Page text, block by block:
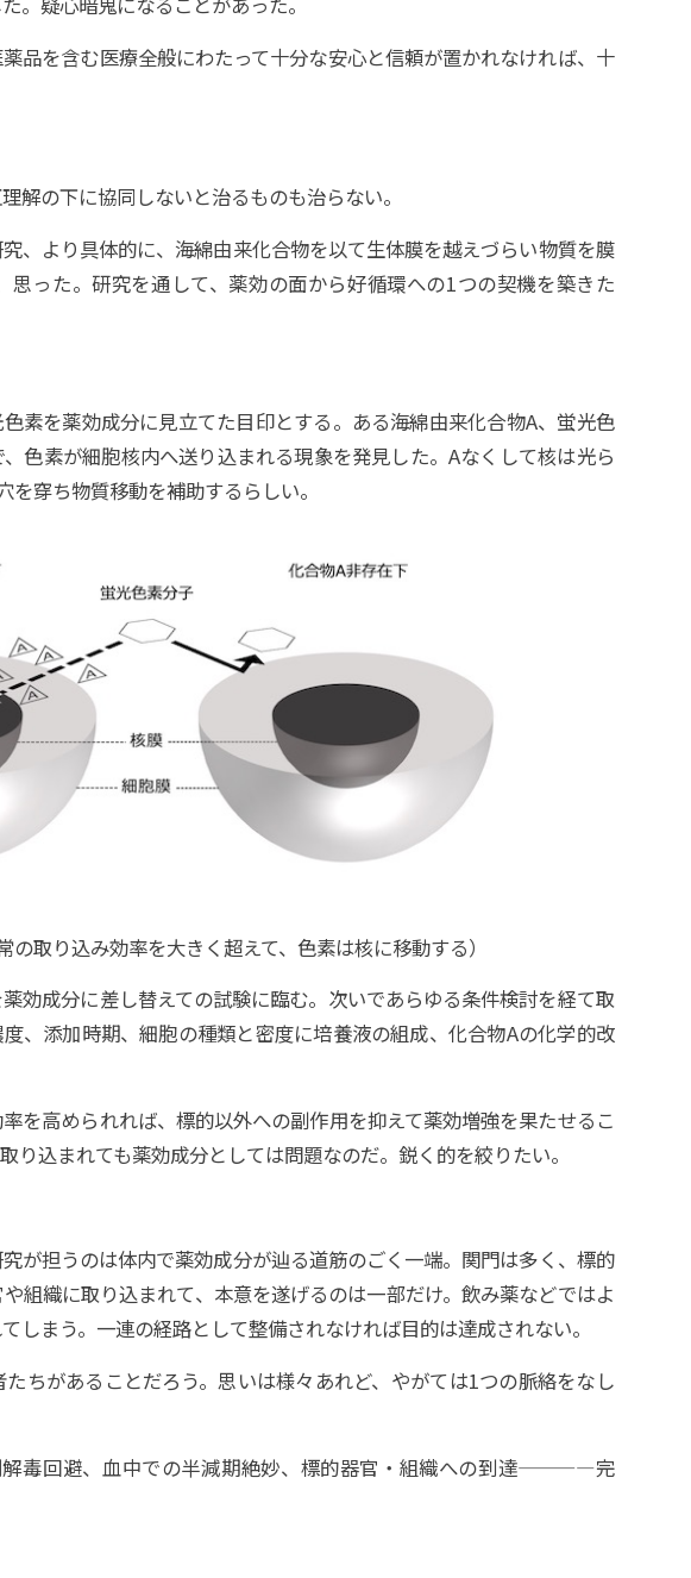
品を含む医療全般にわたって十分な安心と信頼が置かれなければ、十
解の下に協同しないと治るものも治らない。
、より具体的に、海綿由来化合物を以て生体膜を越えづらい物質を膜
思った。研究を通して、薬効の面から好循環への1つの契機を築きた
素を薬効成分に見立てた目印とする。ある海綿由来化合物A、蛍光色
色素が細胞核内へ送り込まれる現象を発見した。Aなくして核は光ら
穿ち物質移動を補助するらしい。
の取り込み効率を大きく超えて、色素は核に移動する）
効成分に差し替えての試験に臨む。次いであらゆる条件検討を経て取
、添加時期、細胞の種類と密度に培養液の組成、化合物Aの化学的改
を高められれば、標的以外への副作用を抑えて薬効増強を果たせるこ
り込まれても薬効成分としては問題なのだ。鋭く的を絞りたい。
が担うのは体内で薬効成分が辿る道筋のごく一端。関門は多く、標的
組織に取り込まれて、本意を遂げるのは一部だけ。飲み薬などではよ
しまう。一連の経路として整備されなければ目的は達成されない。
ちがあることだろう。思いは様々あれど、やがては1つの脈絡をなし
解毒――回避、血中での半減期――絶妙、標的器官・組織への到達――――完